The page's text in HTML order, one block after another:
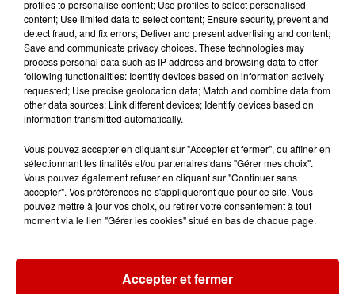
Podcasts Voir plus
Kelly Massol, figure
emblématique de
l'entrepreneuriat féminin
Aménager un school bus au
Canada et accueillir les bleus à
profiles to personalise content; Use profiles to select personalised
content; Use limited data to select content; Ensure security, prevent and
detect fraud, and fix errors; Deliver and present advertising and content;
Save and communicate privacy choices. These technologies may
process personal data such as IP address and browsing data to offer
following functionalities: Identify devices based on information actively
requested; Use precise geolocation data; Match and combine data from
other data sources; Link different devices; Identify devices based on
information transmitted automatically.
Vous pouvez accepter en cliquant sur "Accepter et fermer", ou affiner en
sélectionnant les finalités et/ou partenaires dans "Gérer mes choix".
Vous pouvez également refuser en cliquant sur "Continuer sans
accepter". Vos préférences ne s'appliqueront que pour ce site. Vous
pouvez mettre à jour vos choix, ou retirer votre consentement à tout
moment via le lien "Gérer les cookies" situé en bas de chaque page.
Accepter et fermer